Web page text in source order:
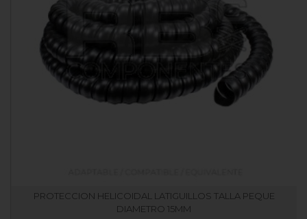
PROTECCION HELICOIDAL LATIGUILLOS TALLA PEQUE
DIAMETRO 15MM